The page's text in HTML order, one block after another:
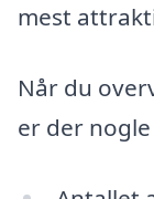
mest
Når du
er der